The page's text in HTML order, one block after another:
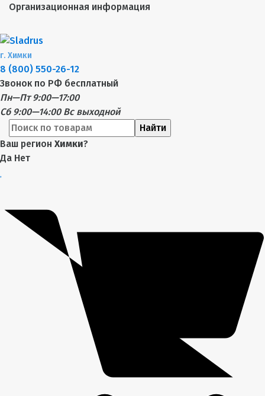
Организационная информация
г. Химки
8 (800) 550-26-12
Звонок по РФ бесплатный
Пн—Пт 9:00—17:00
Сб 9:00—14:00 Вс выходной
Найти
Ваш регион Химки?
Да Нет